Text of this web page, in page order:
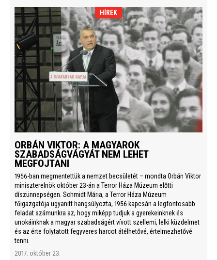
HÍREK
ORBÁN VIKTOR: A MAGYAROK
SZABADSÁGVÁGYÁT NEM LEHET
MEGFOJTANI
1956-ban megmentettük a nemzet becsületét – mondta Orbán Viktor
miniszterelnök október 23-án a Terror Háza Múzeum előtti
díszünnepségen. Schmidt Mária, a Terror Háza Múzeum
főigazgatója ugyanitt hangsúlyozta, 1956 kapcsán a legfontosabb
feladat számunkra az, hogy miképp tudjuk a gyerekeinknek és
unokáinknak a magyar szabadságért vívott szellemi, lelki küzdelmet
és az érte folytatott fegyveres harcot átélhetővé, értelmezhetővé
tenni.
2017. október 23.